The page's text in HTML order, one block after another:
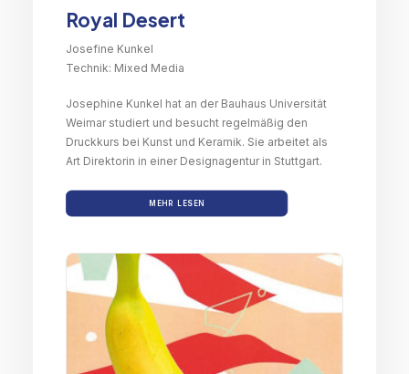
Royal Desert
Josefine Kunkel
Technik: Mixed Media
Josephine Kunkel hat an der Bauhaus Universität
Weimar studiert und besucht regelmäßig den
Druckkurs bei Kunst und Keramik. Sie arbeitet als
Art Direktorin in einer Designagentur in Stuttgart.
MEHR LESEN